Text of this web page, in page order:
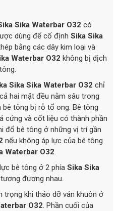
Sika Waterbar O32 có
dùng để cố định Sika Sika
bằng các dây kim loại và
Waterbar O32 không bị dịch
Sika Sika Waterbar O32 chỉ
hai mặt đều nằm sâu trong
bê tông bị rỗ tổ ong. Bê tông
cứng và cốt liệu có thành phần
đổ bê tông ở những vị trí gần
nếu không áp lực của bê tông
Waterbar O32
bê tông ở 2 phía Sika Sika
đương nhau.
trọng khi tháo dỡ ván khuôn ở
O32 . Phần cuối của